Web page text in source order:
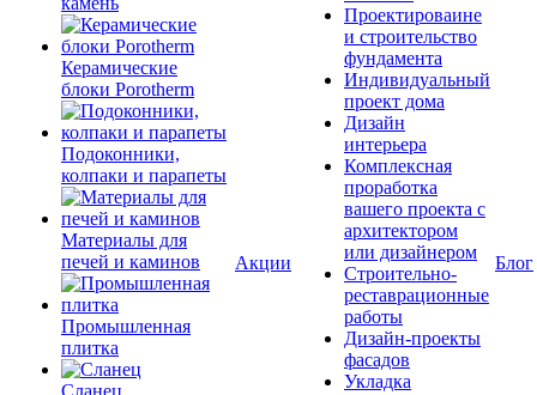
Керамические
блоки Porotherm
Подоконники,
колпаки и парапеты
Материалы для
печей и каминов
Промышленная
плитка
Сланец
Акции
Проектироваине
и строительство
фундамента
Индивидуальный
проект дома
Дизайн
интерьера
Комплексная
проработка
вашего проекта с
архитектором
или дизайнером
Строительно-
реставрационные
работы
Дизайн-проекты
фасадов
Укладка
Блог